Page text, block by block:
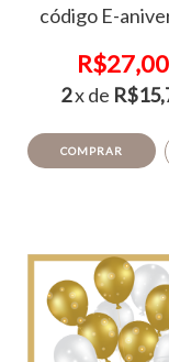
código E-
R$27,00
2x de
COMPRAR